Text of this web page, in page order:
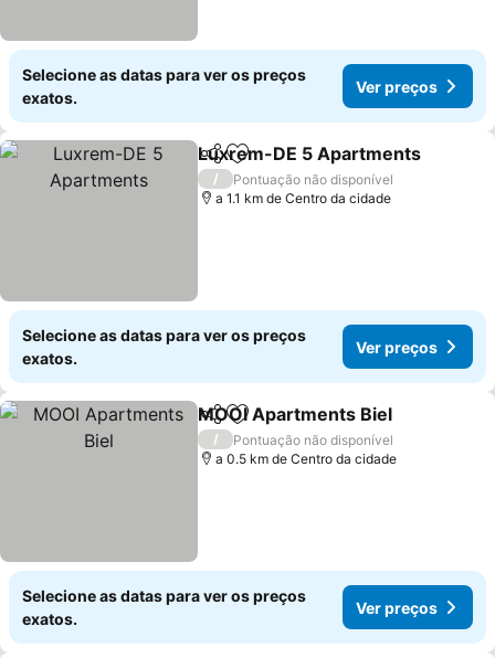
Selecione as datas para ver os preços
exatos.
Ver preços
PartilharAdicionar aos favoritos
Luxrem-DE 5 Apartments
/
Pontuação não disponível
a 1.1 km de Centro da cidade
Selecione as datas para ver os preços
exatos.
Ver preços
PartilharAdicionar aos favoritos
MOOI Apartments Biel
/
Pontuação não disponível
a 0.5 km de Centro da cidade
Selecione as datas para ver os preços
exatos.
Ver preços